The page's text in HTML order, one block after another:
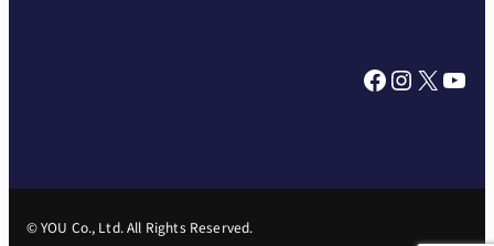
Facebook InstagramX YouTube
© YOU Co., Ltd. All Rights Reserved.